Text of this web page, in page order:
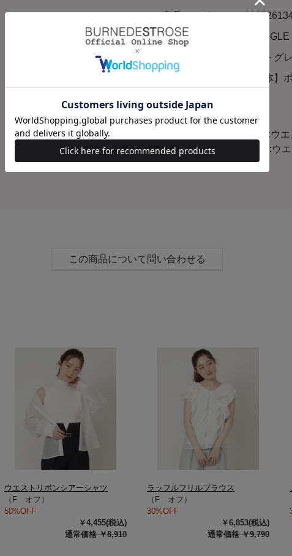
商品コード
ブランド
ライトグ
【本体】
原産国
S(01):ウ
M(02):ウ
この商品について問い合わせる
ウエストリボンシアーシャツ
（F オフ）
50%OFF
￥4,455(税込)
通常価格 ￥8,910
ラッフルフリルブラウス
（F オフ）
30%OFF
￥6,853(税込)
通常価格 ￥9,790